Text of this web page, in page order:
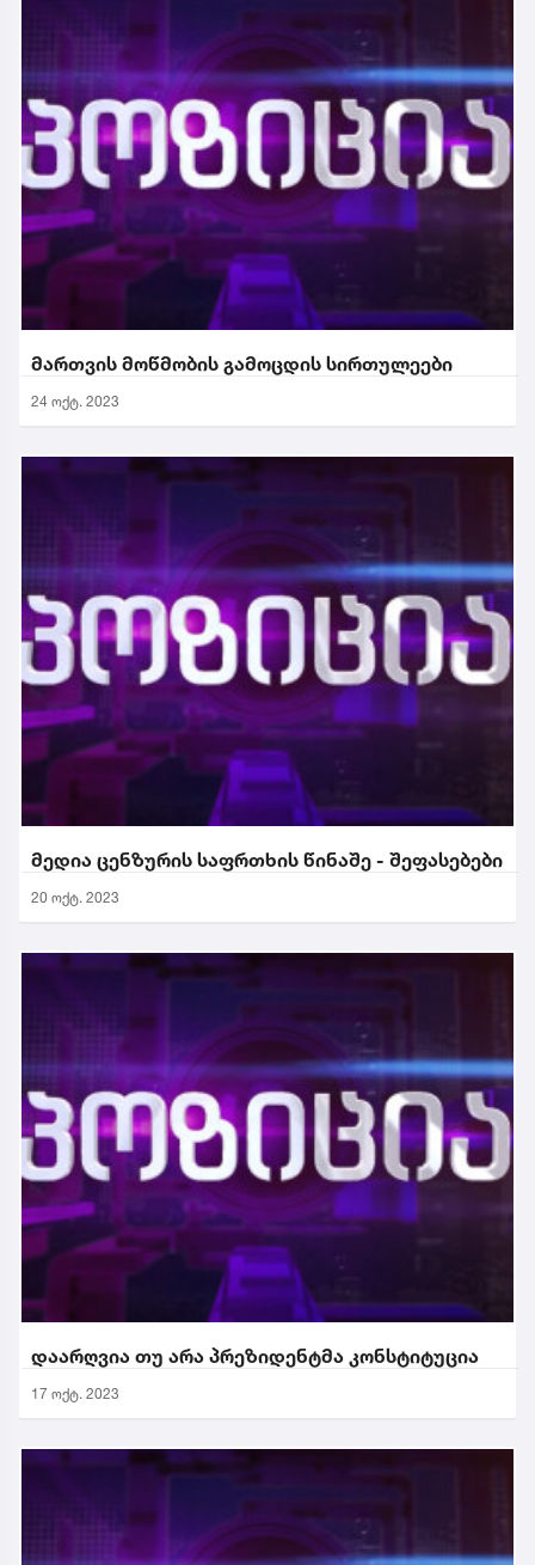
მართვის მოწმობის გამოცდის სირთულეები
24 ოქტ. 2023
მედია ცენზურის საფრთხის წინაშე - შეფასებები
20 ოქტ. 2023
დაარღვია თუ არა პრეზიდენტმა კონსტიტუცია
17 ოქტ. 2023